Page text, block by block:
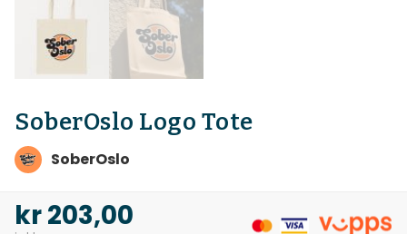
SoberOslo Logo Tote
SoberOslo
kr203,00